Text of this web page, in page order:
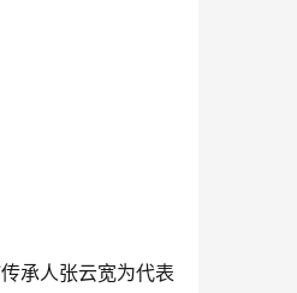
承人张云宽为代表